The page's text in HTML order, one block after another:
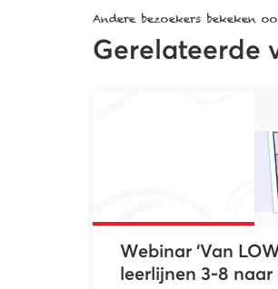
Andere bezoekers bekeken
Gerelateerde
Webinar ‘Van
leerlijnen 3-8 naar